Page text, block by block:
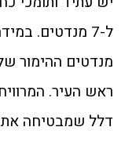
מנדטים ההימור
ראש העיר.
דלל שמבטיחה את